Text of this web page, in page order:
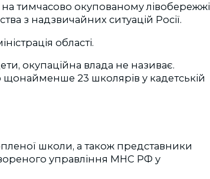
тимчасово окупованому лівобережжі
з надзвичайних ситуацій Росії.
області.
окупаційна влада не називає.
23 школярів у кадетській
школи, а також представники
управління МНС РФ у